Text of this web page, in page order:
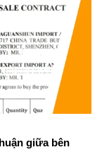
giữa bên